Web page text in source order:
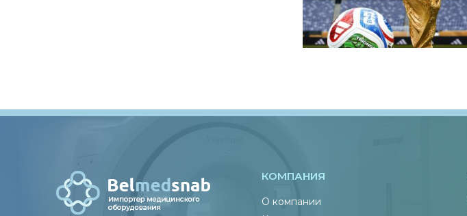
КОМПАНИЯ
О компании